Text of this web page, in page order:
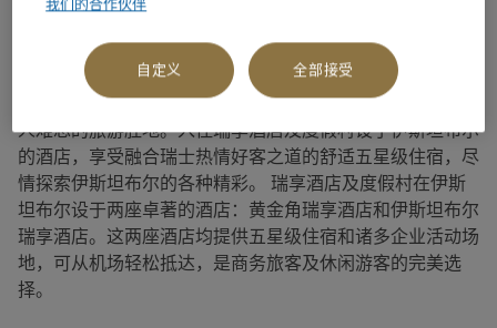
占庭式教堂和宫殿等标志性建筑瑰宝，正是这些建筑与街道
让我们有机会探索这座城市的丰厚历史。 热闹的夜生活、
繁华的市场和无与伦比的美食传统使伊斯坦布尔成为真正令
人难忘的旅游胜地。入住瑞享酒店及度假村设于伊斯坦布尔
的酒店，享受融合瑞士热情好客之道的舒适五星级住宿，尽
情探索伊斯坦布尔的各种精彩。 瑞享酒店及度假村在伊斯
坦布尔设于两座卓著的酒店：黄金角瑞享酒店和伊斯坦布尔
瑞享酒店。这两座酒店均提供五星级住宿和诸多企业活动场
地，可从机场轻松抵达，是商务旅客及休闲游客的完美选
择。
我们的合作伙伴
自定义 全部接受